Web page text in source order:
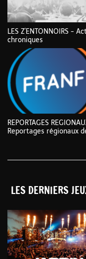
LES Z'ENTONNOIRS -
chroniques
REPORTAGES
Reportages régionaux
LES DERNIERS